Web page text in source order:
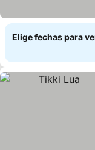
Elige fechas para